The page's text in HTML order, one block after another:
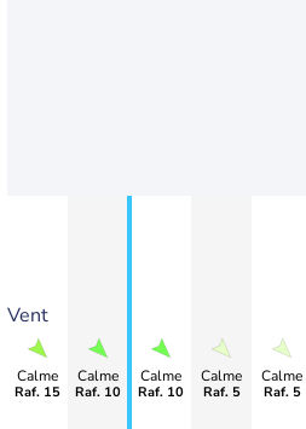
Vent
Calme
Raf. 15
Calme
Raf. 10
Calme
Raf. 10
Calme
Raf. 5
Calme
Raf. 5